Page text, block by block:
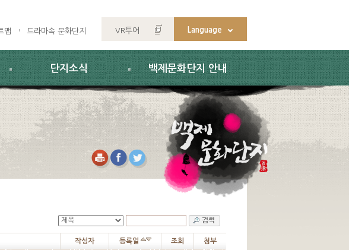
맵 드라마속 문화단지 VR투어 Language
단지소식 백제문화단지 안내
작성자 등록일 조회 첨부